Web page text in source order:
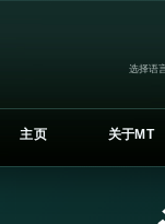
选择语
主页 关于MT